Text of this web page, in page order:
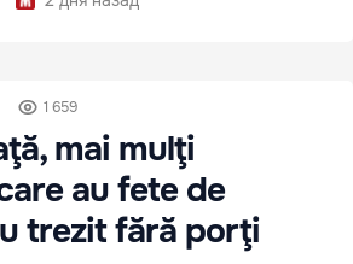
1 659
mai mulţi
au fete de
trezit fără porţi